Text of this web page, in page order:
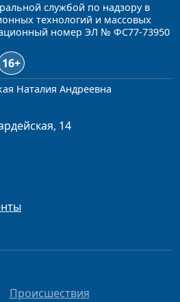
службой по надзору в
технологий и массовых
номер ЭЛ № ФС77-73950
16+
Наталия Андреевна
14
Происшествия